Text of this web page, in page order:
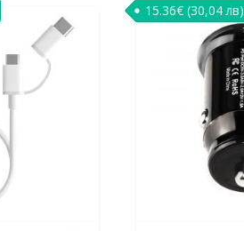
15.36€ (30,04 лв)